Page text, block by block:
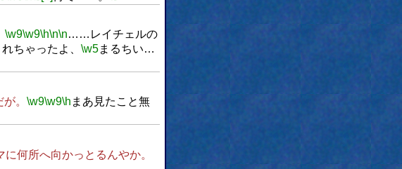
\w9\w9\h\n\n……レイチェルの
ちゃったよ、 \w5まるちい…
。 \w9\w9\h まあ見たこと無
に何所へ向かっとるんやか。